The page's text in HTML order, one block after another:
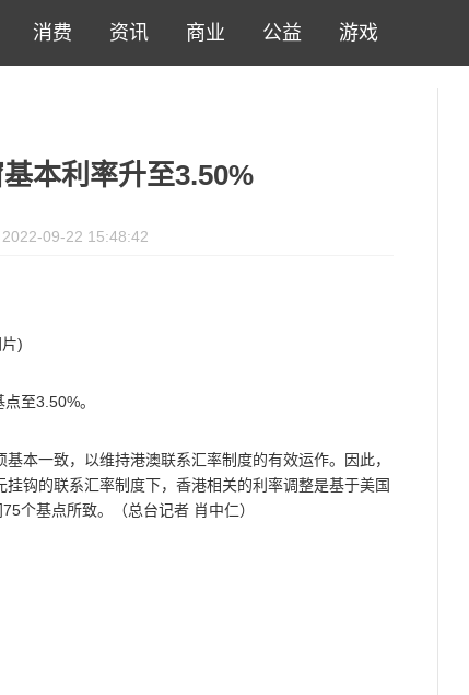
消费 资讯 商业 公益 游戏
本利率升至3.50%
2022-09-22 15:48:42
)
至3.50%。
本一致，以维持港澳联系汇率制度的有效运作。因此，
钩的联系汇率制度下，香港相关的利率调整是基于美国
个基点所致。（总台记者 肖中仁）